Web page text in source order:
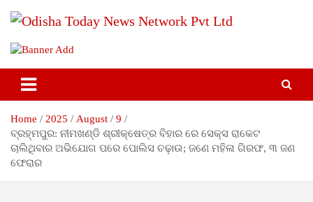
Odisha Today News Network Pvt
Ltd
Odisha Today
Home 2025 August
9
ବ୍ରହ୍ମପୁର: ନୀମଖଣ୍ଡି ଶ୍ରୀକ୍ଷେତ୍ର ବିହାର ରେ ସେକ୍ସ ରାକେଟ
ଚାଲିଥିବାର ଅଭିଯୋଗ ପରେ ପୋଲିସ ଚଢ଼ାଉ; ଜଣେ ମହିଳା ଗିରଫ, ୩ ଜଣ
ଫେରାର